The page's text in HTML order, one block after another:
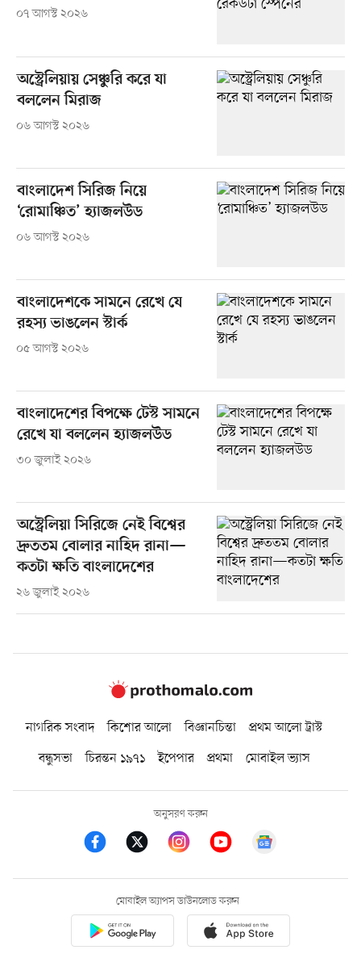
০৭ আগস্ট ২০২৬
অস্ট্রেলিয়ায় সেঞ্চুরি করে যা
বললেন মিরাজ
০৬ আগস্ট ২০২৬
বাংলাদেশ সিরিজ নিয়ে
‘রোমাঞ্চিত’ হ্যাজলউড
০৬ আগস্ট ২০২৬
বাংলাদেশকে সামনে রেখে যে
রহস্য ভাঙলেন স্টার্ক
০৫ আগস্ট ২০২৬
বাংলাদেশের বিপক্ষে টেস্ট সামনে
রেখে যা বললেন হ্যাজলউড
৩০ জুলাই ২০২৬
অস্ট্রেলিয়া সিরিজে নেই বিশ্বের
দ্রুততম বোলার নাহিদ রানা—
কতটা ক্ষতি বাংলাদেশের
২৬ জুলাই ২০২৬
নাগরিক সংবাদ কিশোর আলো বিজ্ঞানচিন্তা
প্রথম আলো ট্রাস্ট
বন্ধুসভা
চিরন্তন ১৯৭১ ইপেপার প্রথমা মোবাইল ভ্যাস
অনুসরণ করুন
মোবাইল অ্যাপস ডাউনলোড করুন